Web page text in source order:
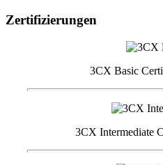
Zertifizierungen
3CX Basic
3CX Intermediate